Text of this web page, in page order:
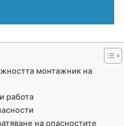
монтажник на
работа
на опасностите